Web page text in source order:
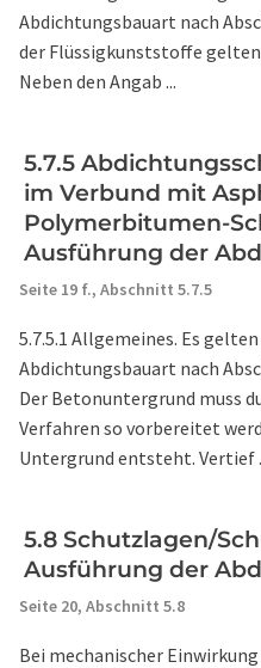
Abdichtungsbauart nach
der Flüssigkunststoffe
Neben den Angab ...
5.7.5
im Verbund mit
Polymerbitumen-
Ausführung der
Seite 19 f., Abschnitt 5.7.5
5.7.5.1 Allgemeines. Es
Abdichtungsbauart nach
Der Betonuntergrund muss
Verfahren so vorbereitet
Untergrund entsteht. Vertief
5.8 Schutzlagen/
Ausführung der
Seite 20, Abschnitt 5.8
Bei mechanischer